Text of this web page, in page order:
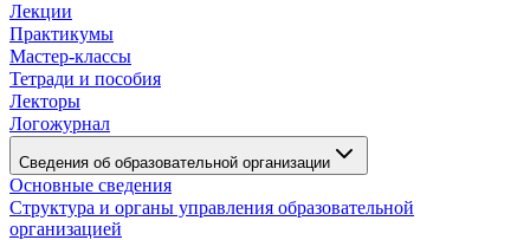
Лекции
Практикумы
Мастер-классы
Тетради и пособия
Лекторы
Логожурнал
Сведения об образовательной организации
Основные сведения
Структура и органы управления образовательной
организацией